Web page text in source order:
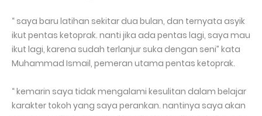
“ saya baru latihan sekitar dua bulan, dan ternyata asyik
ikut pentas ketoprak. nanti jika ada pentas lagi, saya mau
ikut lagi, karena sudah terlanjur suka dengan seni” kata
Muhammad Ismail, pemeran utama pentas ketoprak.
“ kemarin saya tidak mengalami kesulitan dalam belajar
karakter tokoh yang saya perankan. nantinya saya akan